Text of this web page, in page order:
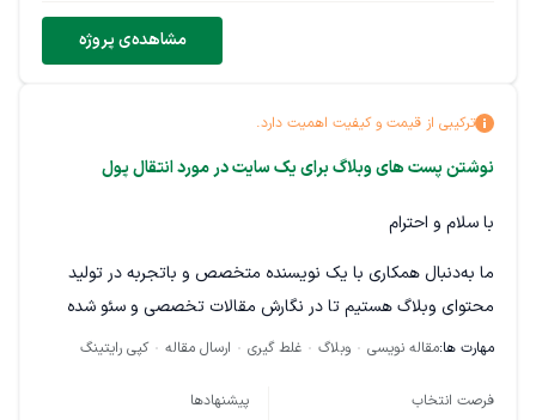
مشاهده‌ی پروژه
ترکیبی از قیمت و کیفیت اهمیت دارد.
نوشتن پست های وبلاگ برای یک سایت در مورد انتقال پول
با سلام و احترام
ما به‌دنبال همکاری با یک نویسنده متخصص و باتجربه در تولید
محتوای وبلاگ هستیم تا در نگارش مقالات تخصصی و سئو شده
برای وب‌سایت ما همراه‌مان باشد.
حوزه فعالیت وب‌سایت ما در زمینه خدمات مالی و انتقال پول
مهارت ها:مقاله نویسی وبلاگ غلط گیری ارسال مقاله کپی رایتینگ
فرصت انتخاب
پیشنهادها